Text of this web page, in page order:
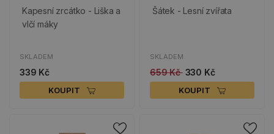
Kapesní zrcátko - Liška a
vlčí máky
SKLADEM
339 Kč
KOUPIT
Šátek - Lesní zvířata
SKLADEM
659 Kč 330 Kč
KOUPIT